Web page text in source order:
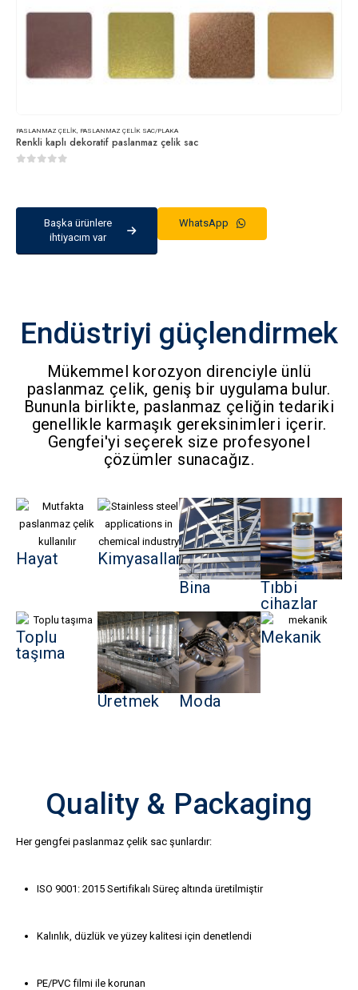
PASLANMAZ ÇELIK, PASLANMAZ ÇELIK SAC/PLAKA
Renkli kaplı dekoratif paslanmaz çelik sac
Başka ürünlere
ihtiyacım var
WhatsApp
Endüstriyi güçlendirmek
Mükemmel korozyon direnciyle ünlü
paslanmaz çelik, geniş bir uygulama bulur.
Bununla birlikte, paslanmaz çeliğin tedariki
genellikle karmaşık gereksinimleri içerir.
Gengfei'yi seçerek size profesyonel
çözümler sunacağız.
Hayat
Kimyasallar
Bina
Tıbbi
cihazlar
Toplu
taşıma
Üretmek Moda
Mekanik
Quality & Packaging
Her gengfei paslanmaz çelik sac şunlardır:
ISO 9001: 2015 Sertifikalı Süreç altında üretilmiştir
Kalınlık, düzlük ve yüzey kalitesi için denetlendi
PE/PVC filmi ile korunan